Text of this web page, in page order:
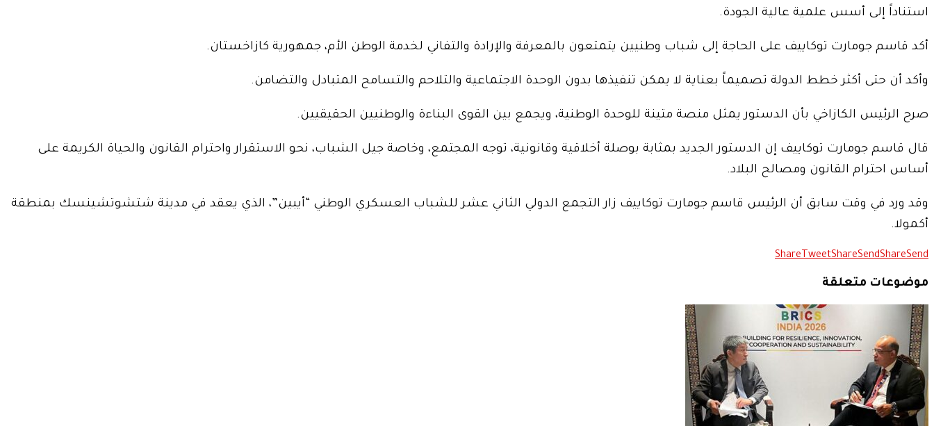
استناداً إلى أسس علمية عالية الجودة.
أكد قاسم جومارت توكاييف على الحاجة إلى شباب وطنيين يتمتعون بالمعرفة والإرادة والتفاني لخدمة الوطن الأم، جمهورية كازاخستان.
وأكد أن حتى أكثر خطط الدولة تصميماً بعناية لا يمكن تنفيذها بدون الوحدة الاجتماعية والتلاحم والتسامح المتبادل والتضامن.
صرح الرئيس الكازاخي بأن الدستور يمثل منصة متينة للوحدة الوطنية، ويجمع بين القوى البناءة والوطنيين الحقيقيين.
قال قاسم جومارت توكاييف إن الدستور الجديد بمثابة بوصلة أخلاقية وقانونية، توجه المجتمع، وخاصة جيل الشباب، نحو الاستقرار واحترام القانون والحياة الكريمة على
أساس احترام القانون ومصالح البلاد.
وقد ورد في وقت سابق أن الرئيس قاسم جومارت توكاييف زار التجمع الدولي الثاني عشر للشباب العسكري الوطني “أيبين”، الذي يعقد في مدينة شتشوتشينسك بمنطقة
أكمولا.
ShareTweetShareSendShareSend
موضوعات متعلقة